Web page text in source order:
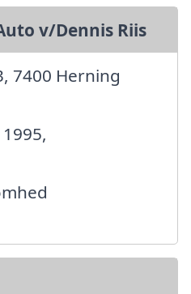
v/Dennis Riis
7400 Herning